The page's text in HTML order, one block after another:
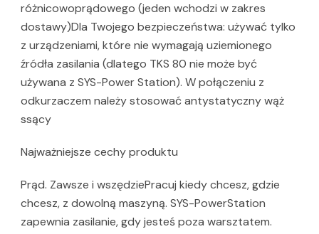
różnicowoprądowego (jeden wchodzi w zakres
dostawy)Dla Twojego bezpieczeństwa: używać tylko
z urządzeniami, które nie wymagają uziemionego
źródła zasilania (dlatego TKS 80 nie może być
używana z SYS-Power Station). W połączeniu z
odkurzaczem należy stosować antystatyczny wąż
ssący
Najważniejsze cechy produktu
Prąd. Zawsze i wszędziePracuj kiedy chcesz, gdzie
chcesz, z dowolną maszyną. SYS-PowerStation
zapewnia zasilanie, gdy jesteś poza warsztatem.